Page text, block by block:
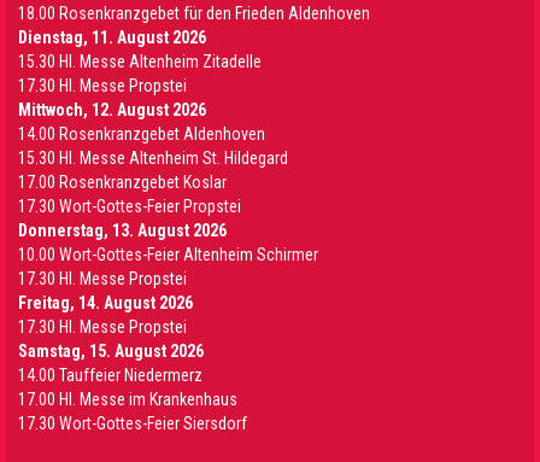
18.00 Rosenkranzgebet für den Frieden Aldenhoven
Dienstag, 11. August 2026
15.30 Hl. Messe Altenheim Zitadelle
17.30 Hl. Messe Propstei
Mittwoch, 12. August 2026
14.00 Rosenkranzgebet Aldenhoven
15.30 Hl. Messe Altenheim St. Hildegard
17.00 Rosenkranzgebet Koslar
17.30 Wort-Gottes-Feier Propstei
Donnerstag, 13. August 2026
10.00 Wort-Gottes-Feier Altenheim Schirmer
17.30 Hl. Messe Propstei
Freitag, 14. August 2026
17.30 Hl. Messe Propstei
Samstag, 15. August 2026
14.00 Tauffeier Niedermerz
17.00 Hl. Messe im Krankenhaus
17.30 Wort-Gottes-Feier Siersdorf